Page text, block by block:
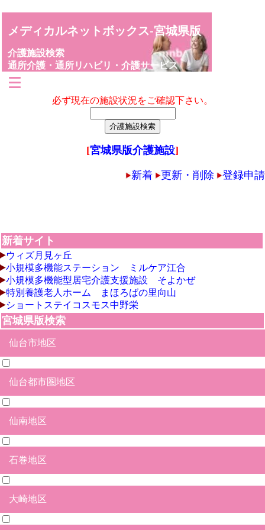
メディカルネットボックス-宮城県版
介護施設検索
通所介護・通所リハビリ・介護サービス
必ず現在の施設状況をご確認下さい。
[宮城県版介護施設]
新着 更新・削除 登録申請
新着サイト
ウィズ月見ヶ丘
小規模多機能ステーション ミルケア江合
小規模多機能型居宅介護支援施設 そよかぜ
特別養護老人ホーム まほろばの里向山
ショートステイコスモス中野栄
宮城県版検索
仙台市地区
青葉区
宮城野区
若林区
太白区
泉区
仙台都市圏地区
塩竃市
多賀城市
名取市
岩沼市
宮城郡松島町
宮城郡七ヶ浜町
宮城郡利府町
黒川郡大和町
黒川郡大郷町
富谷市
亘理郡亘理町
亘理郡山元町
仙南地区
白石市
角田市
刈田群蔵王町
刈田群七ヶ浜町
刈田群七ヶ宿町
柴田郡大河原町
柴田郡村田町
柴田郡柴田町
柴田郡川崎町
伊具郡丸森町
石巻地区
石巻市
東松島市
牡鹿郡女川町
大崎地区